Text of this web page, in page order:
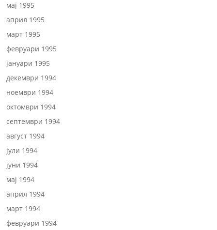
мај 1995
април 1995
март 1995
февруари 1995
јануари 1995
декември 1994
ноември 1994
октомври 1994
септември 1994
август 1994
јули 1994
јуни 1994
мај 1994
април 1994
март 1994
февруари 1994